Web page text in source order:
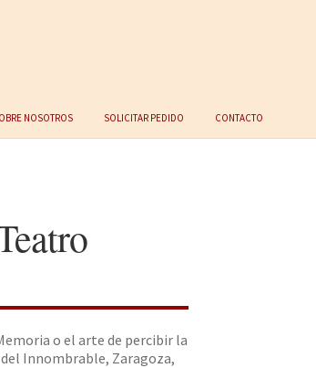
nosotros Solicitar Pedido Contacto
o el arte de percibir la
del Innombrable, Zaragoza,